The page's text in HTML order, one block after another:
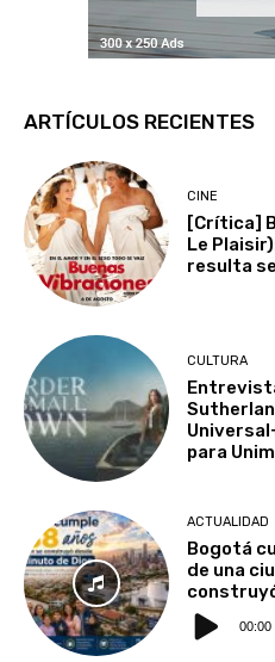
ARTÍCULOS RECIENTES
CINE
[Crítica]
Le
resulta
CULTURA
para
ACTUALIDAD
Bogotá
de una
Reproductor
de
audio
00:00